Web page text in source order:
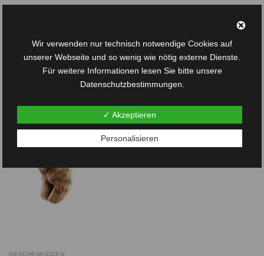
Wunschliste
GESCHENKIDEEN
Wir verwenden nur technisch notwendige Cookies auf
unserer Webseite und so wenig wie nötig externe Dienste.
Für weitere Informationen lesen Sie bitte unsere
Datenschutzbestimmungen.
✓ Akzeptieren
Personalisieren